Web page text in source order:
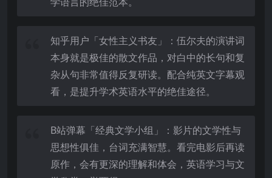
知乎用户「女性主义书友」：伍尔夫的演讲词
本身就是极佳的散文作品，对白中的长句和复
杂从句非常值得反复研读。配合纯英文字幕观
看，是提升学术英语水平的绝佳途径。
B站弹幕「经典文学小组」：影片的文学性与
思想性俱佳，台词充满智慧。看完电影后再读
原作，会有更深的理解和体会，英语学习与文